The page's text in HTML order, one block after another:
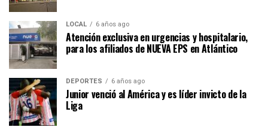
LOCAL 6 años ago
Atención exclusiva en urgencias y hospitalario,
para los afiliados de NUEVA EPS en Atlántico
DEPORTES 6 años ago
Junior venció al América y es líder invicto de la
Liga